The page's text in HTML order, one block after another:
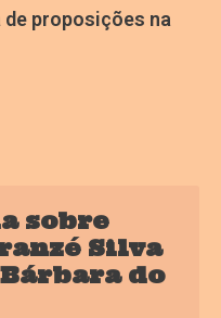
proposições na
sobre
Silva
do